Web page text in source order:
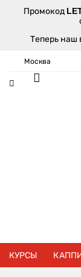
Промокод
Теперь наш
Москва
КУРСЫ